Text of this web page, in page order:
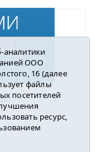
аналитики
ООО
16 (далее
файлы
посетителей
ресурс,